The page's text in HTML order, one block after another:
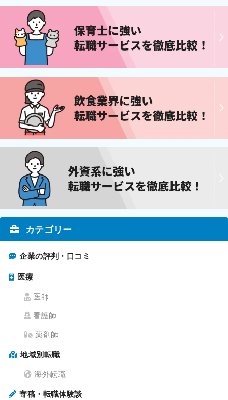
カテゴリー
企業の評判・口コミ
医療
医師
看護師
薬剤師
地域別転職
海外転職
寄稿・転職体験談